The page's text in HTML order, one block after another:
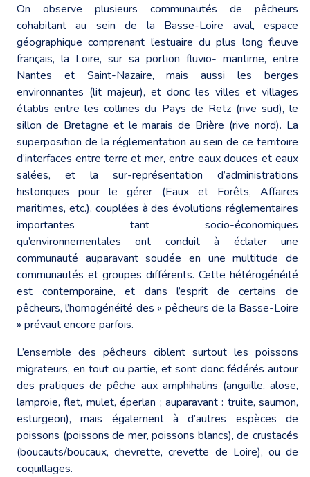
On observe plusieurs communautés de pêcheurs
cohabitant au sein de la Basse-Loire aval, espace
géographique comprenant l’estuaire du plus long fleuve
français, la Loire, sur sa portion fluvio- maritime, entre
Nantes et Saint-Nazaire, mais aussi les berges
environnantes (lit majeur), et donc les villes et villages
établis entre les collines du Pays de Retz (rive sud), le
sillon de Bretagne et le marais de Brière (rive nord). La
superposition de la réglementation au sein de ce territoire
d’interfaces entre terre et mer, entre eaux douces et eaux
salées, et la sur-représentation d’administrations
historiques pour le gérer (Eaux et Forêts, Affaires
maritimes, etc.), couplées à des évolutions réglementaires
importantes tant socio-économiques
qu’environnementales ont conduit à éclater une
communauté auparavant soudée en une multitude de
communautés et groupes différents. Cette hétérogénéité
est contemporaine, et dans l’esprit de certains de
pêcheurs, l’homogénéité des « pêcheurs de la Basse-Loire
» prévaut encore parfois.
L’ensemble des pêcheurs ciblent surtout les poissons
migrateurs, en tout ou partie, et sont donc fédérés autour
des pratiques de pêche aux amphihalins (anguille, alose,
lamproie, flet, mulet, éperlan ; auparavant : truite, saumon,
esturgeon), mais également à d’autres espèces de
poissons (poissons de mer, poissons blancs), de crustacés
(boucauts/boucaux, chevrette, crevette de Loire), ou de
coquillages.